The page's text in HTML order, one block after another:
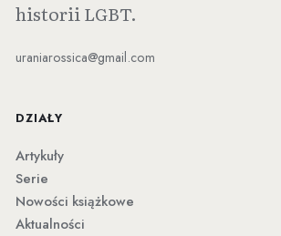
historii LGBT.
uraniarossica@gmail.com
DZIAŁY
Artykuły
Serie
Nowości książkowe
Aktualności